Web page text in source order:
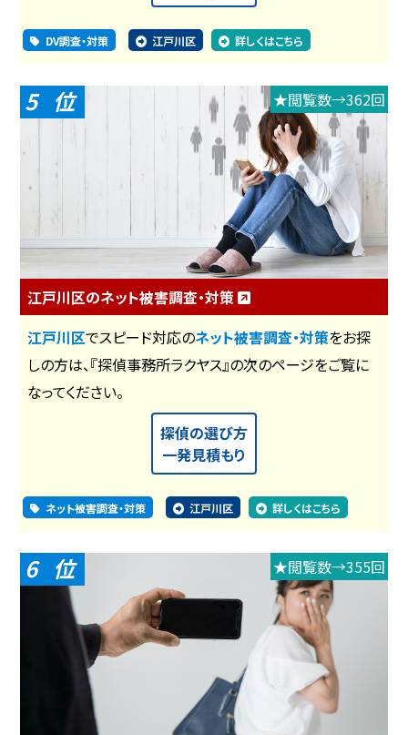
DV調査・対策 江戸川区 詳しくはこちら
5 ★閲覧数→362回
江戸川区のネット被害調査・対策
江戸川区でスピード対応のネット被害調査・対策をお探
しの方は、『探偵事務所ラクヤス』の次のページをご覧に
なってください。
探偵の選び方
一発見積もり
ネット被害調査・対策 江戸川区 詳しくはこちら
6 ★閲覧数→355回